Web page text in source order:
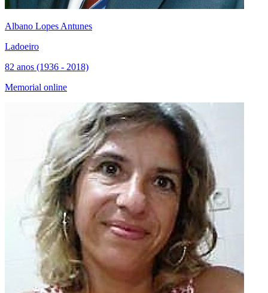
Albano Lopes Antunes
Ladoeiro
82 anos (1936 - 2018)
Memorial online